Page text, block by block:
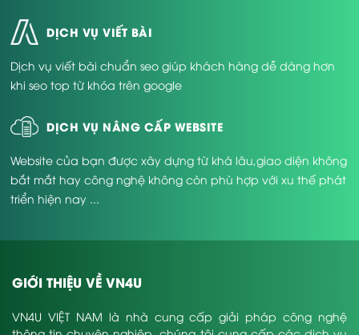
DỊCH VỤ VIẾT BÀI
Dịch vụ viết bài chuẩn seo giúp khách hàng dễ dàng hơn
khi seo top từ khóa trên google
DỊCH VỤ NÂNG CẤP WEBSITE
Website của bạn được xây dựng từ khá lâu,giao diện không
bắt mắt hay công nghệ không còn phù hợp với xu thế phát
triển hiện nay ...
GIỚI THIỆU VỀ VN4U
VN4U VIỆT NAM là nhà cung cấp giải pháp công nghệ